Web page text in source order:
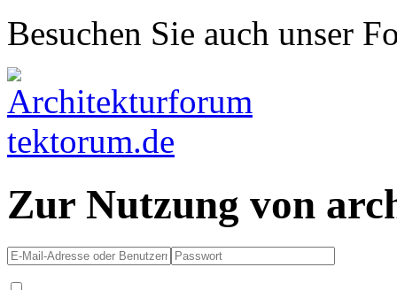
Besuchen Sie auch unser
Zur Nutzung von